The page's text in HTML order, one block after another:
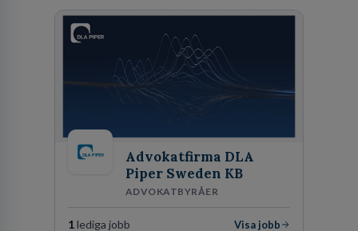
Advokatfirma DLA
Piper Sweden KB
ADVOKATBYRÅER
1lediga jobb Visa jobb